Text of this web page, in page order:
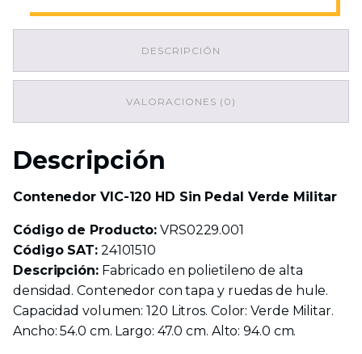
HD
Militar
DESCRIPCIÓN
VALORACIONES (0)
Descripción
Contenedor VIC-120 HD Sin Pedal Verde Militar
Código de Producto: VRS0229.001
Código SAT:24101510
Descripción:Fabricado en polietileno de alta
densidad. Contenedor con tapa y ruedas de hule.
Capacidad volumen: 120 Litros. Color: Verde Militar.
Ancho: 54.0 cm. Largo: 47.0 cm. Alto: 94.0 cm.